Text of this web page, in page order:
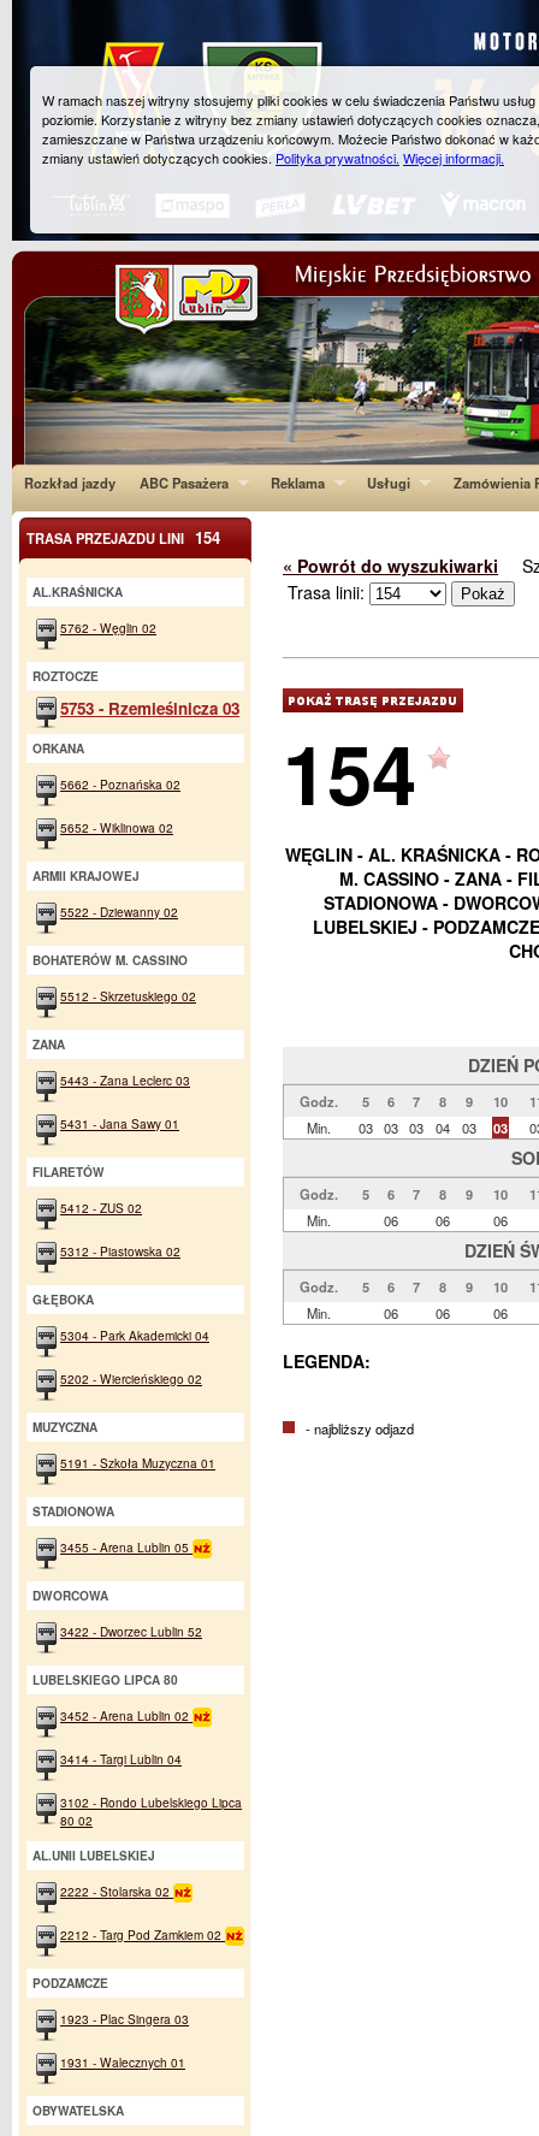
Rozkład jazdy ABC Pasażera Reklama Usługi Zamówienia
« Powrót do wyszukiwarki
Trasa linii:
154
WĘGLIN - AL. KRAŚNICKA -
M. CASSINO - ZANA -
STADIONOWA -
LUBELSKIEJ -
DZIEŃ
Godz. 5 6 7 8 9 10
Min.
03 03 03 04 03 03
Godz. 5 6 7 8 9 10
Min.
06 06 06
DZIEŃ
Godz. 5 6 7 8 9 10
Min.
06 06 06
LEGENDA:
- najbliższy odjazd
TRASA PRZEJAZDU LINI 154
AL.KRAŚNICKA
5762 - Węglin 02
ROZTOCZE
5753 - Rzemieślnicza 03
ORKANA
5662 - Poznańska 02
5652 - Wiklinowa 02
ARMII KRAJOWEJ
5522 - Dziewanny 02
BOHATERÓW M. CASSINO
5512 - Skrzetuskiego 02
ZANA
5443 - Zana Leclerc 03
5431 - Jana Sawy 01
FILARETÓW
5412 - ZUS 02
5312 - Piastowska 02
GŁĘBOKA
5304 - Park Akademicki 04
5202 - Wiercieńskiego 02
MUZYCZNA
5191 - Szkoła Muzyczna 01
STADIONOWA
3455 - Arena Lublin 05
DWORCOWA
3422 - Dworzec Lublin 52
LUBELSKIEGO LIPCA 80
3452 - Arena Lublin 02
3414 - Targi Lublin 04
3102 - Rondo Lubelskiego Lipca
80 02
AL.UNII LUBELSKIEJ
2222 - Stolarska 02
2212 - Targ Pod Zamkiem 02
PODZAMCZE
1923 - Plac Singera 03
1931 - Walecznych 01
OBYWATELSKA
W ramach naszej witryny stosujemy pliki cookies w celu świadczenia Państwu
poziomie. Korzystanie z witryny bez zmiany ustawień dotyczących cookies
zamieszczane w Państwa urządzeniu końcowym. Możecie Państwo dokonać w
zmiany ustawień dotyczących cookies.Polityka prywatności. Więcej informacji.